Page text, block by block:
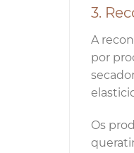
3.
A
por
Os